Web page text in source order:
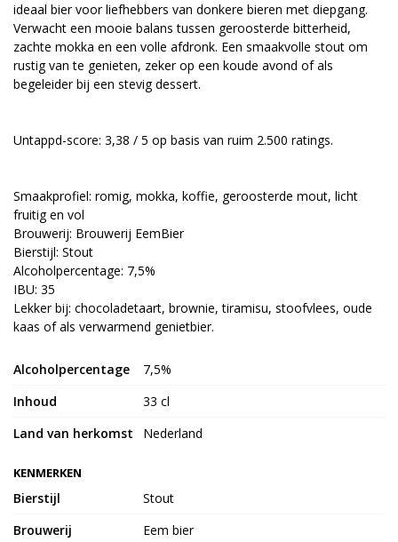
ideaal bier voor liefhebbers van donkere bieren met diepgang.
Verwacht een mooie balans tussen geroosterde bitterheid,
zachte mokka en een volle afdronk. Een smaakvolle stout om
rustig van te genieten, zeker op een koude avond of als
begeleider bij een stevig dessert.
Untappd-score: 3,38 / 5 op basis van ruim 2.500 ratings.
Smaakprofiel: romig, mokka, koffie, geroosterde mout, licht
fruitig en vol
Brouwerij: Brouwerij EemBier
Bierstijl: Stout
Alcoholpercentage: 7,5%
IBU: 35
Lekker bij: chocoladetaart, brownie, tiramisu, stoofvlees, oude
kaas of als verwarmend genietbier.
Alcoholpercentage
7,5%
Inhoud
33 cl
Land van herkomst
Nederland
KENMERKEN
Bierstijl
Stout
Brouwerij
Eem bier